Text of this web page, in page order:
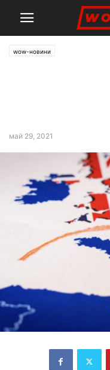
wow-новини
май 29, 2021